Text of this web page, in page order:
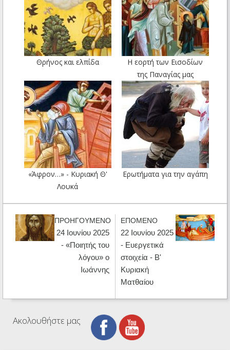
Θρήνος και ελπίδα
Η εορτή των Εισοδίων
της Παναγίας μας
«Άφρον…» - Κυριακή Θ'
Λουκά
Ερωτήματα για την αγάπη
ΠΡΟΗΓΟΥΜΕΝΟ
24 Ιουνίου 2025
- «Ποιητής του
λόγου» ο
Ιωάννης
ΕΠΟΜΕΝΟ
22 Ιουνίου 2025
- Eυεργετικά
στοιχεία - Β'
Κυριακή
Ματθαίου
Ακολουθήστε μας